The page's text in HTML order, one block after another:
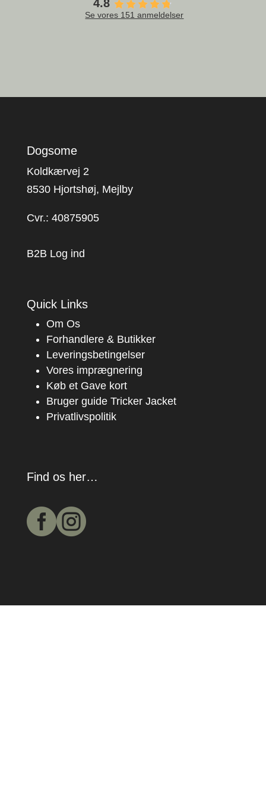
4.8
Se vores 151 anmeldelser
Dogsome
Koldkærvej 2
8530 Hjortshøj, Mejlby
Cvr.: 40875905
B2B Log ind
Quick Links
Om Os
Forhandlere & Butikker
Leveringsbetingelser
Vores imprægnering
Køb et Gave kort
Bruger guide Tricker Jacket
Privatlivspolitik
Find os her…
